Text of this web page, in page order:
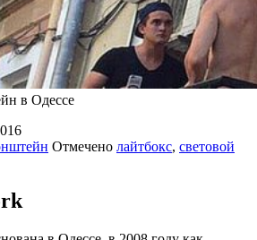
в Одессе
Отмечено лайтбокс, световой